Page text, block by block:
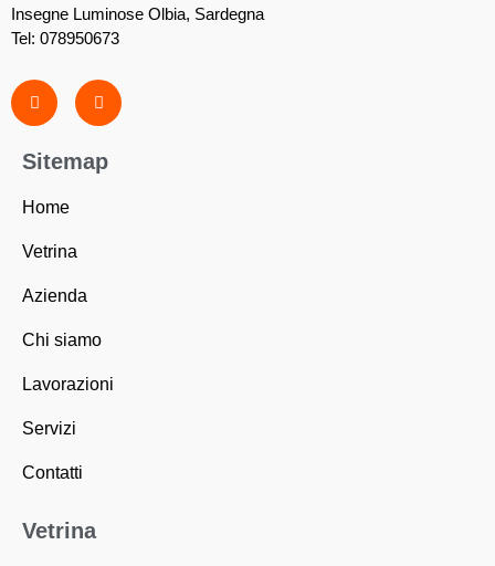
Insegne Luminose Olbia, Sardegna
Tel: 078950673
F
a
c
b
o
k
-
I
n
s
a
g
Sitemap
Home
Vetrina
Azienda
Chi siamo
Lavorazioni
Servizi
Contatti
Vetrina